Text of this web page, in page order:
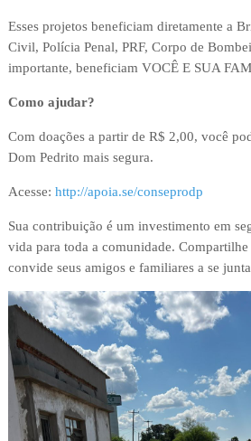
Esses projetos beneficiam diretamente a
Civil, Polícia Penal, PRF, Corpo de
importante, beneficiam VOCÊ E SUA
Como ajudar?
Com doações a partir de R$ 2,00, você
Dom Pedrito mais segura.
Acesse: http://apoia.se/conseprodp
Sua contribuição é um investimento em
vida para toda a comunidade. Compartilhe
convide seus amigos e familiares a se